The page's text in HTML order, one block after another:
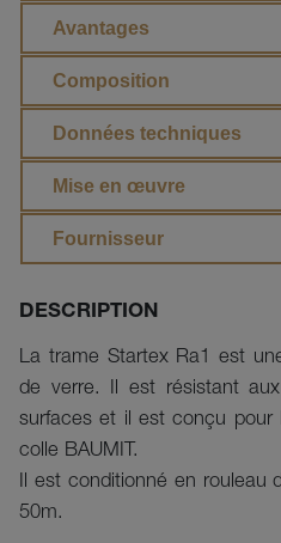
Avantages
Composition
Données techniques
Mise en œuvre
Fournisseur
DESCRIPTION
La trame Startex Ra1 est
de verre. Il est résistant
surfaces et il est conçu pour
colle BAUMIT.
Il est conditionné en rouleau
50m.